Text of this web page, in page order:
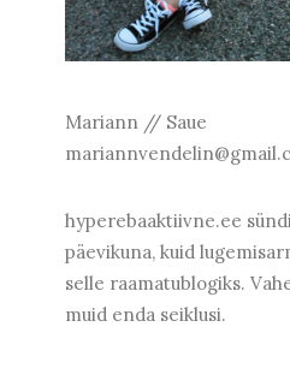
Mariann // Saue
hyperebaaktiivne.ee
päevikuna, kuid
selle raamatublogiks.
muid enda seiklusi.